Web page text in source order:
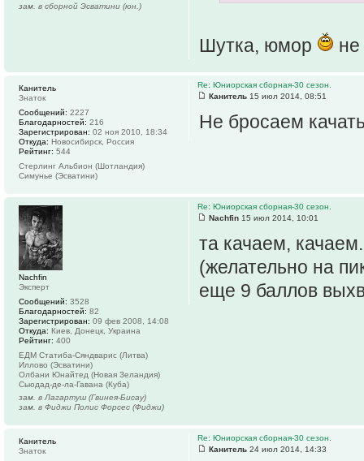
Шутка, юмор
зам. в сборной Эсватини (юн.)
Re: Юниорская сборная-30 сезон.
Канитель 15 июл 2014, 08:51
Не бросаем
Канитель
Знаток
Сообщений: 2227
Благодарностей: 216
Зарегистрирован: 02 ноя 2010, 18:34
Откуда: Новосибирск, Россия
Рейтинг: 544
Стерлинг Альбион (Шотландия)
Симунье (Эсватини)
Re: Юниорская сборная-30 сезон.
Nachfin 15 июл 2014, 10:01
та качаем,
(желательно на
еще 9 баллов
Nachfin
Эксперт
Сообщений: 3528
Благодарностей: 82
Зарегистрирован: 09 фев 2008, 14:08
Откуда: Киев, Донецк, Украина
Рейтинг: 400
ЕДМ Статиба-Сяндварис (Литва)
Иллово (Эсватини)
Олбани Юнайтед (Новая Зеландия)
Сьюдад-де-ла-Гавана (Куба)
зам. в Лагартуш (Гвинея-Бисау)
зам. в Фиджи Полис Форсес (Фиджи)
Re: Юниорская сборная-30 сезон.
Канитель 24 июл 2014, 14:33
Канитель
Знаток